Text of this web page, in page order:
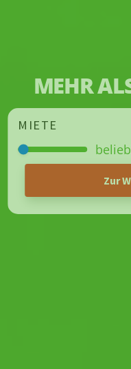
MEHR
MIETE
Zur